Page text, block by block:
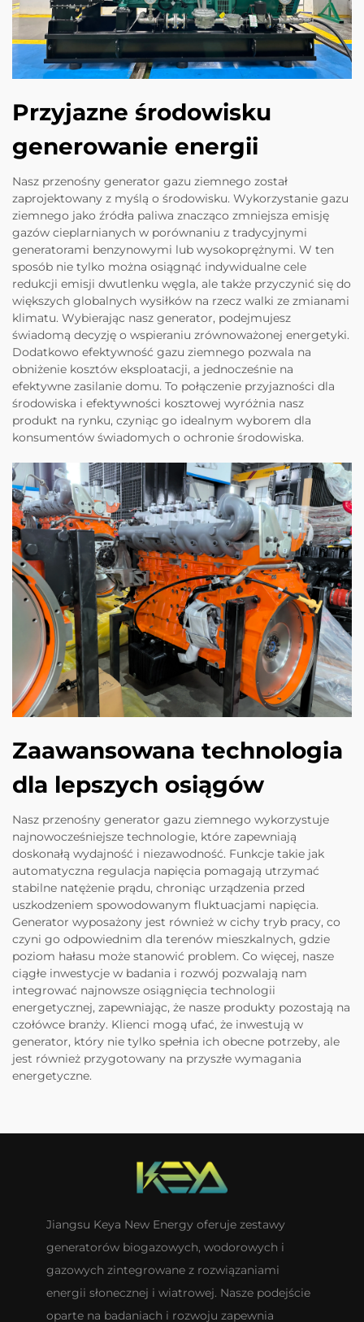
Przyjazne środowisku
generowanie energii
Nasz przenośny generator gazu ziemnego został
zaprojektowany z myślą o środowisku. Wykorzystanie gazu
ziemnego jako źródła paliwa znacząco zmniejsza emisję
gazów cieplarnianych w porównaniu z tradycyjnymi
generatorami benzynowymi lub wysokoprężnymi. W ten
sposób nie tylko można osiągnąć indywidualne cele
redukcji emisji dwutlenku węgla, ale także przyczynić się do
większych globalnych wysiłków na rzecz walki ze zmianami
klimatu. Wybierając nasz generator, podejmujesz
świadomą decyzję o wspieraniu zrównoważonej energetyki.
Dodatkowo efektywność gazu ziemnego pozwala na
obniżenie kosztów eksploatacji, a jednocześnie na
efektywne zasilanie domu. To połączenie przyjazności dla
środowiska i efektywności kosztowej wyróżnia nasz
produkt na rynku, czyniąc go idealnym wyborem dla
konsumentów świadomych o ochronie środowiska.
Zaawansowana technologia
dla lepszych osiągów
Nasz przenośny generator gazu ziemnego wykorzystuje
najnowocześniejsze technologie, które zapewniają
doskonałą wydajność i niezawodność. Funkcje takie jak
automatyczna regulacja napięcia pomagają utrzymać
stabilne natężenie prądu, chroniąc urządzenia przed
uszkodzeniem spowodowanym fluktuacjami napięcia.
Generator wyposażony jest również w cichy tryb pracy, co
czyni go odpowiednim dla terenów mieszkalnych, gdzie
poziom hałasu może stanowić problem. Co więcej, nasze
ciągłe inwestycje w badania i rozwój pozwalają nam
integrować najnowsze osiągnięcia technologii
energetycznej, zapewniając, że nasze produkty pozostają na
czołówce branży. Klienci mogą ufać, że inwestują w
generator, który nie tylko spełnia ich obecne potrzeby, ale
jest również przygotowany na przyszłe wymagania
energetyczne.
Jiangsu Keya New Energy oferuje zestawy
generatorów biogazowych, wodorowych i
gazowych zintegrowane z rozwiązaniami
energii słonecznej i wiatrowej. Nasze podejście
oparte na badaniach i rozwoju zapewnia